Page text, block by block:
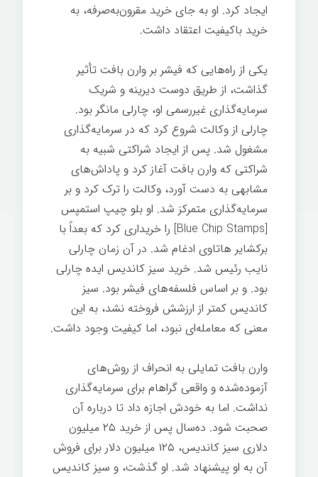
ایجاد کرد. او به جای خرید مقرون‌به‌صرفه، به
خرید باکیفیت اعتقاد داشت.
یکی از راه‌هایی که فیشر بر وارن بافت تأثیر
گذاشت، از طریق دوست دیرینه و شریک
سرمایه‌گذاری غیررسمی او، چارلی مانگر بود.
چارلی از وکالت شروع کرد که در سرمایه‌گذاری
مشغول شد. پس از ایجاد شراکتی شبیه به
شراکتی که وارن بافت آغاز کرد و پاداش‌های
مشابهی به دست آورد، وکالت را ترک کرد و بر
سرمایه‌گذاری متمرکز شد. او بلو چیپ استمپس
[Blue Chip Stamps] را خریداری کرد که بعداً با
برکشایر هاتاوی ادغام شد. در آن زمان چارلی
نایب رئیس شد. خرید سیز کاندیس ایده چارلی
بود. و بر اساس فلسفه‌های فیشر بود. سیز
کاندیس کمتر از ارزشش فروخته نشد، به این
معنی که معامله‌ای نبود، اما کیفیت وجود داشت.
وارن بافت تمایلی به انحراف از روش‌های
آزموده‌شده و واقعی گراهام برای سرمایه‌گذاری
نداشت. اما به خودش اجازه داد تا درباره آن
صحبت شود. ده‌سال پس از خرید ۲۵ میلیون
دلاری سیز کاندیس، ۱۲۵ میلیون دلار برای فروش
آن به او پیشنهاد شد. او گذشت، و سیز کاندیس